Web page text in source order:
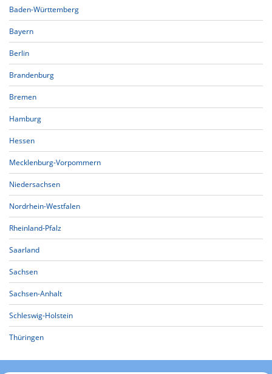
Baden-Württemberg
Bayern
Berlin
Brandenburg
Bremen
Hamburg
Hessen
Mecklenburg-Vorpommern
Niedersachsen
Nordrhein-Westfalen
Rheinland-Pfalz
Saarland
Sachsen
Sachsen-Anhalt
Schleswig-Holstein
Thüringen